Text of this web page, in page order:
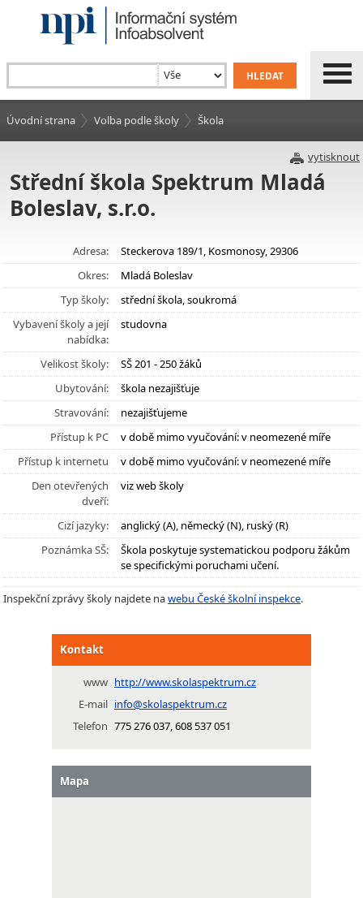
Úvodní strana Volba podle školy Škola
vytisknout
Střední škola Spektrum Mladá
Boleslav, s.r.o.
Adresa:
Steckerova 189/1, Kosmonosy, 29306
Okres:
Mladá Boleslav
Typ školy:
střední škola, soukromá
Vybavení školy a její
nabídka:
studovna
Velikost školy:
SŠ 201 - 250 žáků
Ubytování:
škola nezajišťuje
Stravování:
nezajišťujeme
Přístup k PC
v době mimo vyučování: v neomezené míře
Přístup k internetu
v době mimo vyučování: v neomezené míře
Den otevřených
dveří:
viz web školy
Cizí jazyky:
anglický (A), německý (N), ruský (R)
Poznámka SŠ:
Škola poskytuje systematickou podporu žákům
se specifickými poruchami učení.
Inspekční zprávy školy najdete nawebu České školní inspekce.
Kontakt
www http://www.skolaspektrum.cz
E-mail info@skolaspektrum.cz
Telefon 775 276 037, 608 537 051
Mapa